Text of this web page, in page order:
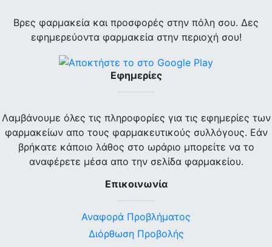
Βρες φαρμακεία και προσφορές στην πόλη σου. Δες
εφημερεύοντα φαρμακεία στην περιοχή σου!
Εφημερίες
Λαμβάνουμε όλες τις πληροφορίες για τις εφημερίες των
φαρμακείων απο τους φαρμακευτικούς συλλόγους. Εάν
βρήκατε κάποιο λάθος στο ωράριο μπορείτε να το
αναφέρετε μέσα απο την σελίδα φαρμακείου.
Επικοινωνία
Αναφορά Προβλήματος
Διόρθωση Προβολής